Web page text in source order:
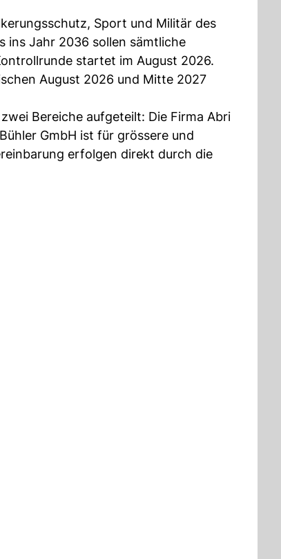
Sport und Militär des
ins Jahr 2036 sollen sämtliche
startet im August 2026.
August 2026 und Mitte 2027
Bereiche aufgeteilt: Die Firma Abri
GmbH ist für grössere und
erfolgen direkt durch die